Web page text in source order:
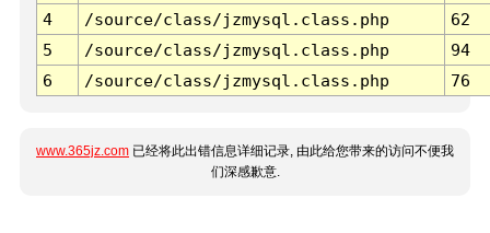
4
/source/class/jzmysql.class.php
62
5
/source/class/jzmysql.class.php
94
6
/source/class/jzmysql.class.php 76
www.365jz.com 已经将此出错信息详细记录, 由此给您带来的访问不便我
们深感歉意.